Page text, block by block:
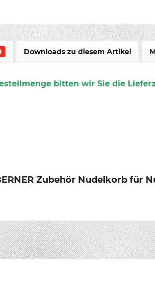
Downloads zu diesem Artikel
bitten wir Sie die
Zubehör Nudelkorb für